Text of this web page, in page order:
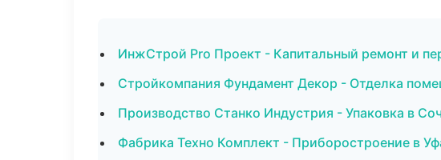
ИнжСтрой Pro Проект - Капитальный ремонт и
Стройкомпания Фундамент Декор - Отделка
Производство Станко Индустрия - Упаковка в
Фабрика Техно Комплект - Приборостроение в